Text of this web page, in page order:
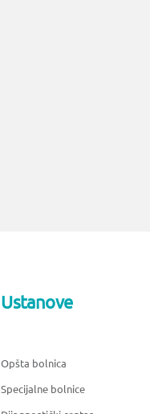
Ustanove
Opšta bolnica
Specijalne bolnice